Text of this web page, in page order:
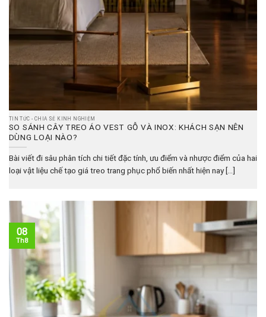
TIN TỨC - CHIA SẺ KINH NGHIỆM
SO SÁNH CÂY TREO ÁO VEST GỖ VÀ INOX: KHÁCH SẠN NÊN
DÙNG LOẠI NÀO?
Bài viết đi sâu phân tích chi tiết đặc tính, ưu điểm và nhược điểm của hai
loại vật liệu chế tạo giá treo trang phục phổ biến nhất hiện nay [...]
08
Th8